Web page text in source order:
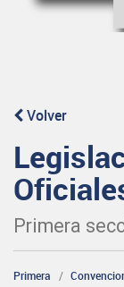
Volver
Primera
Primera